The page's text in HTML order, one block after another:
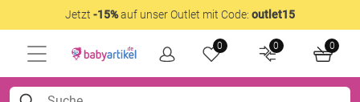
Jetzt -15%auf unser Outlet mit Code: outlet15
0 0 0